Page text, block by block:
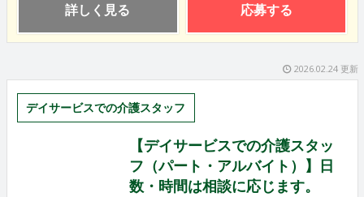
詳しく見る 応募する
2026.02.24 更新
デイサービスでの介護スタッフ
【デイサービスでの介護スタッ
フ（パート・アルバイト）】日
数・時間は相談に応じます。